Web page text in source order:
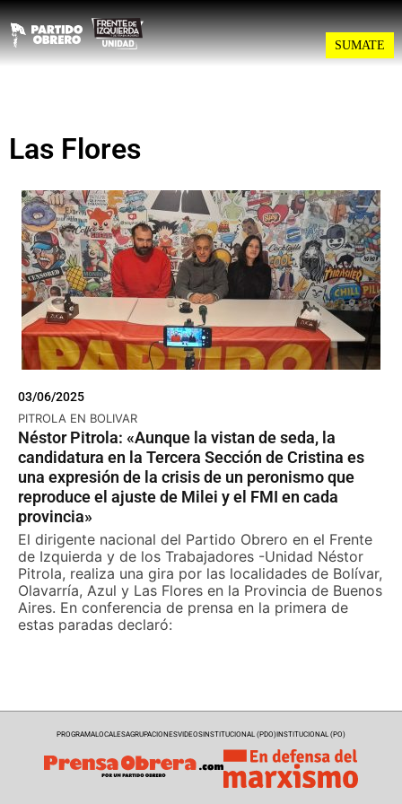
SUMATE
Las Flores
03/06/2025
PITROLA EN BOLIVAR
Néstor Pitrola: «Aunque la vistan de seda, la
candidatura en la Tercera Sección de Cristina es
una expresión de la crisis de un peronismo que
reproduce el ajuste de Milei y el FMI en cada
provincia»
El dirigente nacional del Partido Obrero en el Frente
de Izquierda y de los Trabajadores -Unidad Néstor
Pitrola, realiza una gira por las localidades de Bolívar,
Olavarría, Azul y Las Flores en la Provincia de Buenos
Aires. En conferencia de prensa en la primera de
estas paradas declaró:
PROGRAMALOCALESAGRUPACIONESVIDEOSINSTITUCIONAL (PDO)INSTITUCIONAL (PO)